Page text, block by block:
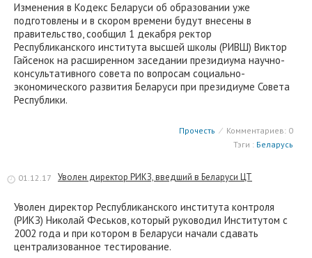
Изменения в Кодекс Беларуси об образовании уже
подготовлены и в скором времени будут внесены в
правительство, сообщил 1 декабря ректор
Республиканского института высшей школы (РИВШ) Виктор
Гайсенок на расширенном заседании президиума научно-
консультативного совета по вопросам социально-
экономического развития Беларуси при президиуме Совета
Республики.
Прочесть ⁄ Комментариев: 0
Тэги : Беларусь
01.12.17 Уволен директор РИКЗ, введший в Беларуси ЦТ
Уволен директор Республиканского института контроля
(РИКЗ) Николай Феськов, который руководил Институтом с
2002 года и при котором в Беларуси начали сдавать
централизованное тестирование.